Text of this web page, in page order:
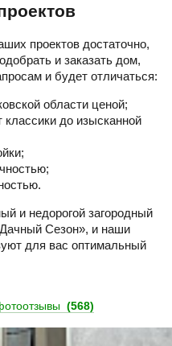
проектов достаточно,
и заказать дом,
и будет отличаться:
области ценой;
до изысканной
и недорогой загородный
Сезон», и наши
для вас оптимальный
(568)